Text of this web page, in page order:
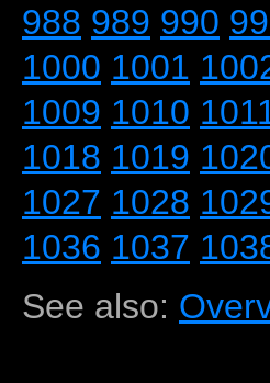
988 989 990
1000 1001
1009 1010
1018 1019
1027 1028
1036 1037
See also: